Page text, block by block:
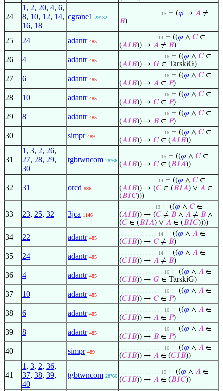
24
1 , 2, 20, 4, 6,
8, 10, 12, 14,
16, 18
cgrane1 29132
. . . . . . . . . . . . . . 15 ⊢ (𝜑 → 𝐴 ≠
𝐵)
25 24 adantr 485
. . . . . . . . . . . . . 14 ⊢ ((𝜑 ∧ 𝐶∈
(𝐴𝐼𝐵)) → 𝐴 ≠ 𝐵)
26 4 adantr 485
. . . . . . . . . . . . . . . 16 ⊢ ((𝜑 ∧ 𝐶∈
(𝐴𝐼𝐵)) → 𝐺 ∈ TarskiG)
27 6 adantr 485
. . . . . . . . . . . . . . . 16 ⊢ ((𝜑 ∧ 𝐶∈
(𝐴𝐼𝐵)) → 𝐴 ∈ 𝑃)
28 10 adantr 485
. . . . . . . . . . . . . . . 16 ⊢ ((𝜑 ∧ 𝐶∈
(𝐴𝐼𝐵)) → 𝐶∈ 𝑃)
29 8 adantr 485
. . . . . . . . . . . . . . . 16 ⊢ ((𝜑 ∧ 𝐶∈
(𝐴𝐼𝐵)) → 𝐵 ∈ 𝑃)
30 simpr 489
. . . . . . . . . . . . . . . 16 ⊢ ((𝜑 ∧ 𝐶∈
(𝐴𝐼𝐵)) → 𝐶∈ (𝐴𝐼𝐵))
31
1 , 3, 2, 26,
27, 28, 29,
30
tgbtwncom 28766
. . . . . . . . . . . . . . 15 ⊢ ((𝜑 ∧ 𝐶∈
(𝐴𝐼𝐵)) → 𝐶∈ (𝐵𝐼𝐴))
32 31 orcd 886
. . . . . . . . . . . . . 14 ⊢ ((𝜑 ∧ 𝐶∈
(𝐴𝐼𝐵)) → (𝐶∈ (𝐵𝐼𝐴) ∨ 𝐴 ∈
(𝐵𝐼𝐶)))
33 23, 25, 32 3jca 1146
. . . . . . . . . . . . 13 ⊢ ((𝜑 ∧ 𝐶∈
(𝐴𝐼𝐵)) → (𝐶≠ 𝐵 ∧ 𝐴 ≠ 𝐵 ∧
(𝐶∈ (𝐵𝐼𝐴) ∨ 𝐴 ∈ (𝐵𝐼𝐶))))
34 22 adantr 485
. . . . . . . . . . . . . 14 ⊢ ((𝜑 ∧ 𝐴 ∈
(𝐶𝐼𝐵)) → 𝐶≠ 𝐵)
35 24 adantr 485
. . . . . . . . . . . . . 14 ⊢ ((𝜑 ∧ 𝐴 ∈
(𝐶𝐼𝐵)) → 𝐴 ≠ 𝐵)
36 4 adantr 485
. . . . . . . . . . . . . . . 16 ⊢ ((𝜑 ∧ 𝐴 ∈
(𝐶𝐼𝐵)) → 𝐺 ∈ TarskiG)
37 10 adantr 485
. . . . . . . . . . . . . . . 16 ⊢ ((𝜑 ∧ 𝐴 ∈
(𝐶𝐼𝐵)) → 𝐶∈ 𝑃)
38 6 adantr 485
. . . . . . . . . . . . . . . 16 ⊢ ((𝜑 ∧ 𝐴 ∈
(𝐶𝐼𝐵)) → 𝐴 ∈ 𝑃)
39 8 adantr 485
. . . . . . . . . . . . . . . 16 ⊢ ((𝜑 ∧ 𝐴 ∈
(𝐶𝐼𝐵)) → 𝐵 ∈ 𝑃)
40 simpr 489
. . . . . . . . . . . . . . . 16 ⊢ ((𝜑 ∧ 𝐴 ∈
(𝐶𝐼𝐵)) → 𝐴 ∈ (𝐶𝐼𝐵))
41
1 , 3, 2, 36,
37, 38, 39,
40
tgbtwncom 28766
. . . . . . . . . . . . . . 15 ⊢ ((𝜑 ∧ 𝐴 ∈
(𝐶𝐼𝐵)) → 𝐴 ∈ (𝐵𝐼𝐶))